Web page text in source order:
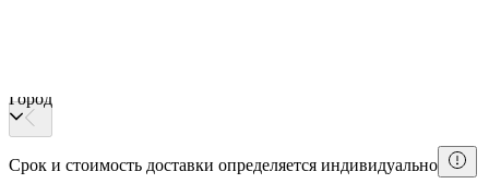
Город
Срок и стоимость доставки определяется индивидуально